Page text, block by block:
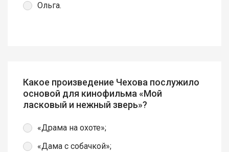
Ольга.
Какое произведение Чехова послужило
основой для кинофильма «Мой
ласковый и нежный зверь»?
«Драма на охоте»;
«Дама с собачкой»;